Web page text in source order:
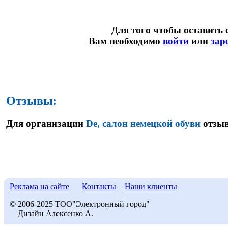
Для того чтобы оставить
Вам необходимо войти или
Отзывы:
Для организации De, салон немецкой обуви
Реклама на сайте Контакты Наши клиенты
© 2006-2025 ТОО"Электронный город"
Дизайн Алексенко А.